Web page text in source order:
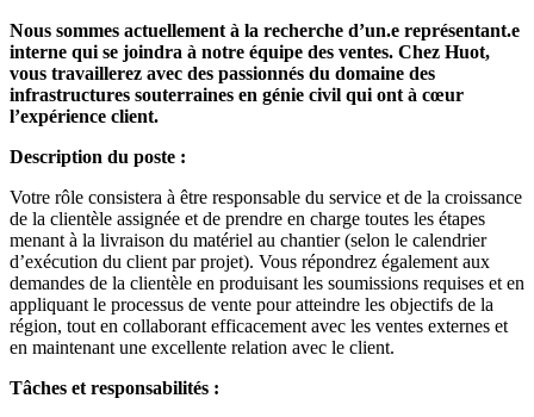
Nous sommes actuellement à la recherche d’un.e représentant.e
interne qui se joindra à notre équipe des ventes. Chez Huot,
vous travaillerez avec des passionnés du domaine des
infrastructures souterraines en génie civil qui ont à cœur
l’expérience client.
Description du poste :
Votre rôle consistera à être responsable du service et de la croissance
de la clientèle assignée et de prendre en charge toutes les étapes
menant à la livraison du matériel au chantier (selon le calendrier
d’exécution du client par projet). Vous répondrez également aux
demandes de la clientèle en produisant les soumissions requises et en
appliquant le processus de vente pour atteindre les objectifs de la
région, tout en collaborant efficacement avec les ventes externes et
en maintenant une excellente relation avec le client.
Tâches et responsabilités :